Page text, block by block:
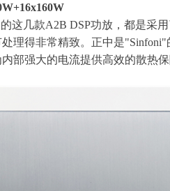
这几款A2B DSP功放，都是采
理得非常精致。正中是
部强大的电流提供高效的散热